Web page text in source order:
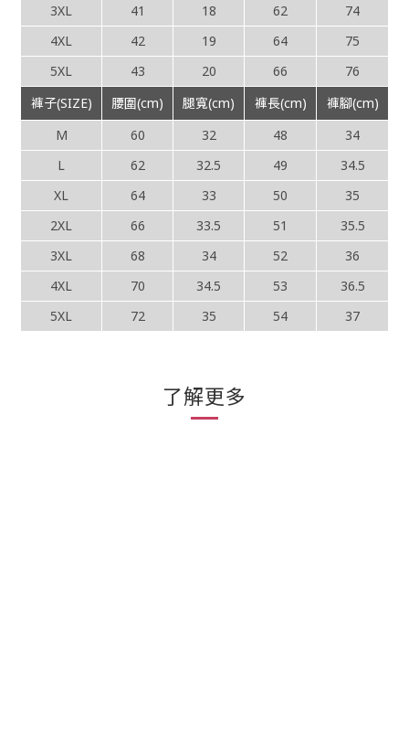
3XL
41 18 62
74
4XL
42 19 64
75
5XL
43 20 66
76
褲子(SIZE)
腰圍(cm) 腿寬(cm) 褲長(cm)
褲腳(cm)
M
60 32 48
34
L
62 32.5 49
34.5
XL
64 33 50
35
2XL
66 33.5 51
35.5
3XL
68 34 52
36
4XL
70 34.5 53
36.5
5XL
72 35 54 37
了解更多